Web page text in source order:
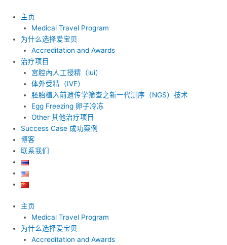
主页
Medical Travel Program
为什么选择爱宝贝
Accreditation and Awards
治疗项目
宮腔內人工授精（iui）
体外受精（IVF）
胚胎植入前遗传学筛查之新一代测序（NGS）技术
Egg Freezing 卵子冷冻
Other 其他治疗项目
Success Case 成功案例
博客
联系我们
主页
Medical Travel Program
为什么选择爱宝贝
Accreditation and Awards